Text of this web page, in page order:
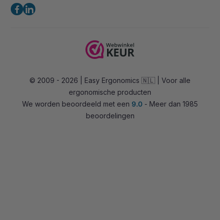
Privacybeleid
Ergonomische bureaustoelen
Zit-sta bureaus
(Geen bezoekadres)
info@easy-ergonomics.nl
© 2009 - 2026 | Easy Ergonomics 🇳🇱 | Voor alle
ergonomische producten
We worden beoordeeld met een 9.0 - Meer dan 1985
beoordelingen